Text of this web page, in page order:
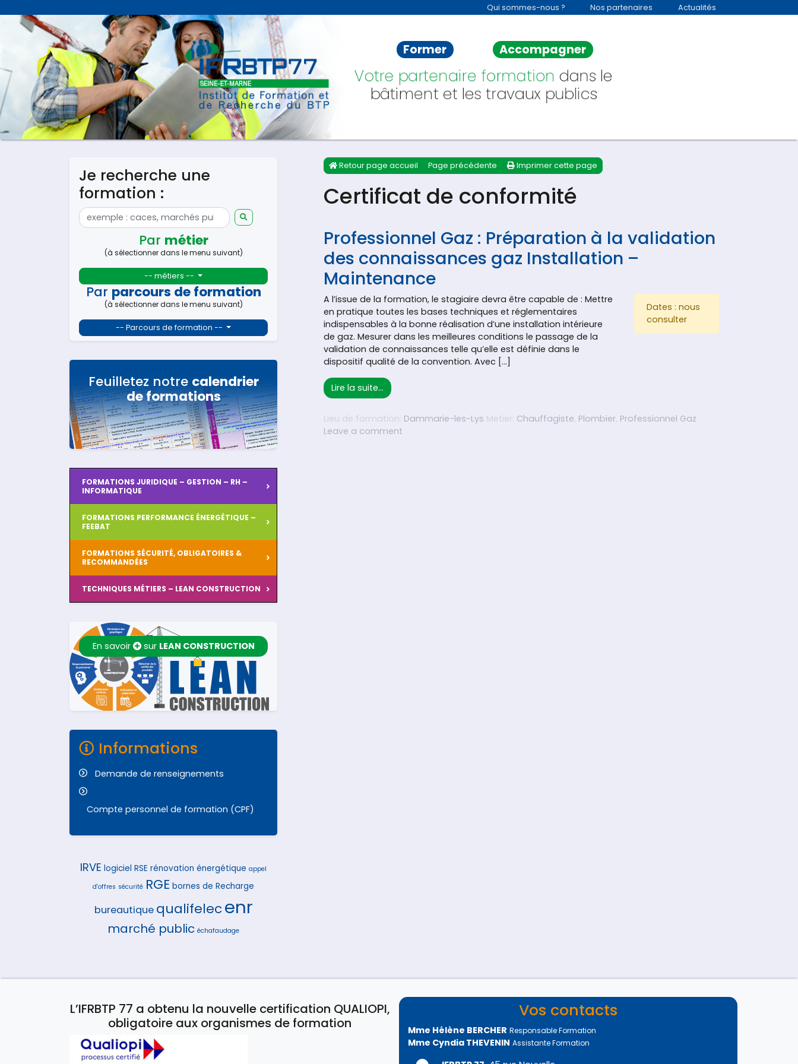
Qui sommes-nous ? Nos partenaires Actualités
Former Accompagner
Votre partenaire formation dans le
bâtiment et les travaux publics
Je recherche une
formation :
Par métier
(à sélectionner dans le menu suivant)
-- métiers --
Par parcours de formation
(à sélectionner dans le menu suivant)
-- Parcours de formation --
Feuilletez notre calendrier
de formations
FORMATIONS JURIDIQUE – GESTION – RH –
INFORMATIQUE
FORMATIONS PERFORMANCE ÉNERGÉTIQUE –
FEEBAT
FORMATIONS SÉCURITÉ, OBLIGATOIRES &
RECOMMANDÉES
TECHNIQUES MÉTIERS – LEAN CONSTRUCTION
En savoir sur LEAN CONSTRUCTION
Informations
Demande de renseignements
Compte personnel de formation (CPF)
IRVE logiciel RSE rénovation énergétique appel
d'offres sécurité RGE bornes de Recharge
bureautique qualifelecenr
marché public échafaudage
Retour page accueil Page précédente Imprimer cette page
Certificat de conformité
Professionnel Gaz : Préparation à la validation
des connaissances gaz Installation –
Maintenance
A l’issue de la formation, le stagiaire devra être capable de : Mettre
en pratique toutes les bases techniques et réglementaires
indispensables à la bonne réalisation d’une installation intérieure
de gaz. Mesurer dans les meilleures conditions le passage de la
validation de connaissances telle qu’elle est définie dans le
dispositif qualité de la convention. Avec […]
Lire la suite… from Professionnel Gaz : Préparation à la validation des connaissances gaz Installation –
Dates : nous
consulter
Lieu de formation: Dammarie-les-Lys Metier: Chauffagiste, Plombier, Professionnel Gaz
Leave a comment
L’IFRBTP 77 a obtenu la nouvelle certification QUALIOPI,
obligatoire aux organismes de formation
Vos contacts
Mme Hélène BERCHER Responsable Formation
Mme Cyndia THEVENIN Assistante Formation